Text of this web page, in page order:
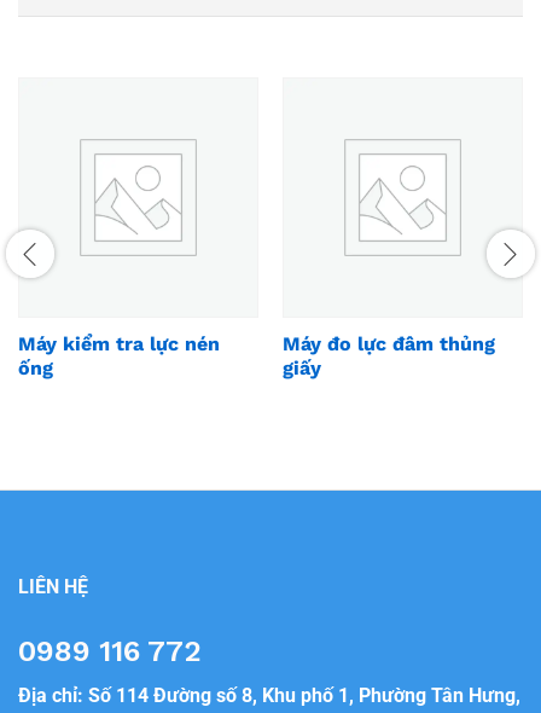
Máy kiểm tra lực nén
ống
Máy đo lực đâm thủng
giấy
LIÊN HỆ
0989 116 772
Địa chỉ: Số 114 Đường số 8, Khu phố 1, Phường Tân Hưng,